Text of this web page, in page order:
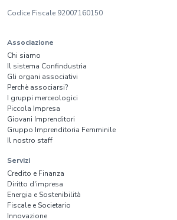
Codice Fiscale 92007160150
Associazione
Chi siamo
Il sistema Confindustria
Gli organi associativi
Perchè associarsi?
I gruppi merceologici
Piccola Impresa
Giovani Imprenditori
Gruppo Imprenditoria Femminile
Il nostro staff
Servizi
Credito e Finanza
Diritto d'impresa
Energia e Sostenibilità
Fiscale e Societario
Innovazione